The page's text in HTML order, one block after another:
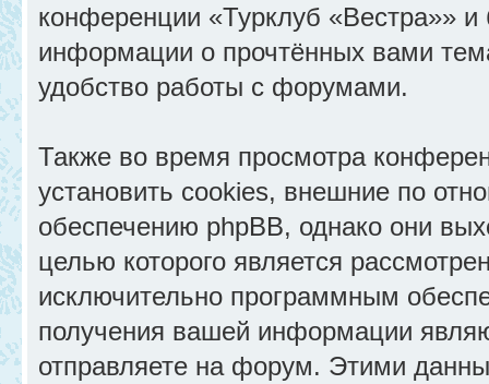
конференции «Турклуб «Вестра»» и
информации о прочтённых вами
удобство работы с форумами.
Также во время просмотра
установить cookies, внешние по
обеспечению phpBB, однако они
целью которого является
исключительно программным
получения вашей информации
отправляете на форум. Этими